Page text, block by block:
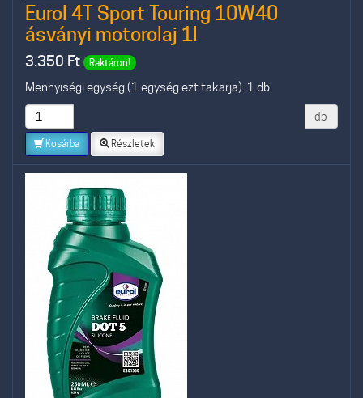
Eurol 4T Sport Touring 10W40
ásványi motorolaj 1l
3.350 Ft Raktáron!
Mennyiségi egység (1 egység ezt takarja): 1 db
db
Kosárba Részletek